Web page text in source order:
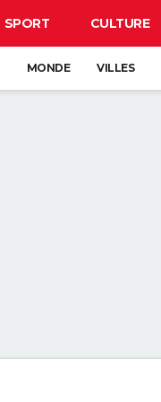
SPORT CULTURE
MONDE VILLES